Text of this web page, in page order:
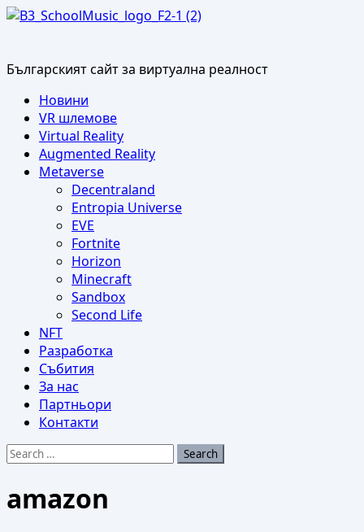
Skip
Българският сайт за виртуална реалност
Primary
Menu
Новини
VR шлемове
Virtual Reality
Augmented Reality
Metaverse
Decentraland
Entropia Universe
EVE
Fortnite
Horizon
Minecraft
Sandbox
Second Life
NFT
Разработка
Събития
За нас
Партньори
Контакти
Search
amazon